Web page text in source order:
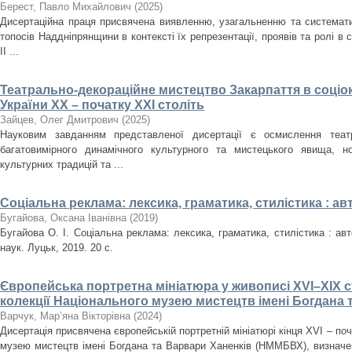
Берест, Павло Михайлович (2025)
Дисертаційна праця присвячена виявленню, узагальненню та
топосів Наддніпрянщини в контексті їх репрезентації, проявів та ролі в
ІІ ...
Театрально-декораційне мистецтво Закарпаття в
України ХХ – початку ХХІ століть
Зайцев, Олег Дмитрович (2025)
Науковим завданням представленої дисертації є осмислення
багатовимірного динамічного культурного та мистецького явища,
культурних традицій та ...
Соціальна реклама: лексика, граматика, стилістика :
Бугайова, Оксана Іванівна (2019)
Бугайова О. І. Соціальна реклама: лексика, граматика, стилістика :
наук. Луцьк, 2019. 20 с.
Європейська портретна мініатюра у живописі XVI–XIX
колекції Національного музею мистецтв імені Богдана
Варчук, Мар’яна Вікторівна (2024)
Дисертація присвячена європейській портретній мініатюрі кінця XVI –
музею мистецтв імені Богдана та Варвари Ханенків (НММБВХ),